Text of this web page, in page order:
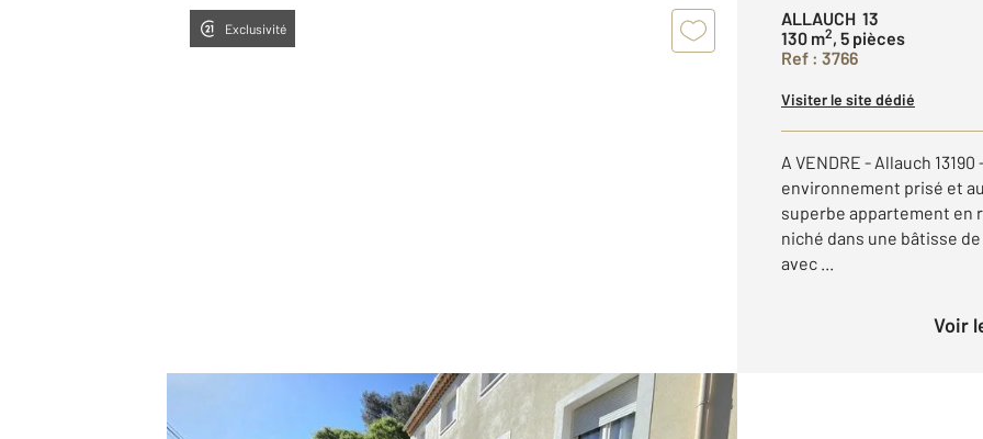
Exclusivité
ALLAUCH 13
130 m2, 5 pièces
Ref : 3766
Visiter le site dédié
A VENDRE - Allauch
environnement prisé et
superbe appartement en
niché dans une bâtisse
avec ...
Voir